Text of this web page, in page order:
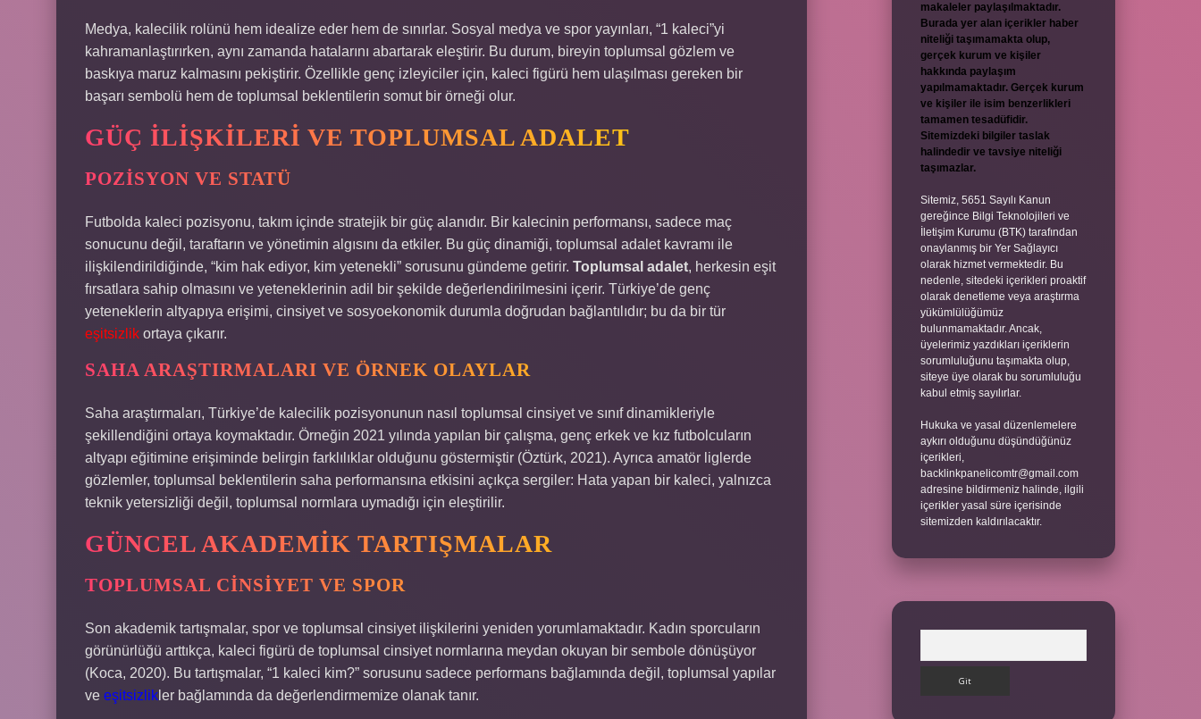
Medya, kalecilik rolünü hem idealize eder hem de sınırlar. Sosyal medya ve spor yayınları, “1 kaleci”yi
kahramanlaştırırken, aynı zamanda hatalarını abartarak eleştirir. Bu durum, bireyin toplumsal gözlem ve
baskıya maruz kalmasını pekiştirir. Özellikle genç izleyiciler için, kaleci figürü hem ulaşılması gereken bir
başarı sembolü hem de toplumsal beklentilerin somut bir örneği olur.
GÜÇ İLIŞKILERI VE TOPLUMSAL ADALET
POZISYON VE STATÜ
Futbolda kaleci pozisyonu, takım içinde stratejik bir güç alanıdır. Bir kalecinin performansı, sadece maç
sonucunu değil, taraftarın ve yönetimin algısını da etkiler. Bu güç dinamiği, toplumsal adalet kavramı ile
ilişkilendirildiğinde, “kim hak ediyor, kim yetenekli” sorusunu gündeme getirir. Toplumsal adalet, herkesin eşit
fırsatlara sahip olmasını ve yeteneklerinin adil bir şekilde değerlendirilmesini içerir. Türkiye’de genç
yeteneklerin altyapıya erişimi, cinsiyet ve sosyoekonomik durumla doğrudan bağlantılıdır; bu da bir tür
eşitsizlik ortaya çıkarır.
SAHA ARAŞTIRMALARI VE ÖRNEK OLAYLAR
Saha araştırmaları, Türkiye’de kalecilik pozisyonunun nasıl toplumsal cinsiyet ve sınıf dinamikleriyle
şekillendiğini ortaya koymaktadır. Örneğin 2021 yılında yapılan bir çalışma, genç erkek ve kız futbolcuların
altyapı eğitimine erişiminde belirgin farklılıklar olduğunu göstermiştir (Öztürk, 2021). Ayrıca amatör liglerde
gözlemler, toplumsal beklentilerin saha performansına etkisini açıkça sergiler: Hata yapan bir kaleci, yalnızca
teknik yetersizliği değil, toplumsal normlara uymadığı için eleştirilir.
GÜNCEL AKADEMIK TARTIŞMALAR
TOPLUMSAL CINSIYET VE SPOR
Son akademik tartışmalar, spor ve toplumsal cinsiyet ilişkilerini yeniden yorumlamaktadır. Kadın sporcuların
görünürlüğü arttıkça, kaleci figürü de toplumsal cinsiyet normlarına meydan okuyan bir sembole dönüşüyor
(Koca, 2020). Bu tartışmalar, “1 kaleci kim?” sorusunu sadece performans bağlamında değil, toplumsal yapılar
ve eşitsizlik ler bağlamında da değerlendirmemize olanak tanır.
makaleler paylaşılmaktadır.
Burada yer alan içerikler haber
niteliği taşımamakta olup,
gerçek kurum ve kişiler
hakkında paylaşım
yapılmamaktadır. Gerçek kurum
ve kişiler ile isim benzerlikleri
tamamen tesadüfidir.
Sitemizdeki bilgiler taslak
halindedir ve tavsiye niteliği
taşımazlar.
Sitemiz, 5651 Sayılı Kanun
gereğince Bilgi Teknolojileri ve
İletişim Kurumu (BTK) tarafından
onaylanmış bir Yer Sağlayıcı
olarak hizmet vermektedir. Bu
nedenle, sitedeki içerikleri proaktif
olarak denetleme veya araştırma
yükümlülüğümüz
bulunmamaktadır. Ancak,
üyelerimiz yazdıkları içeriklerin
sorumluluğunu taşımakta olup,
siteye üye olarak bu sorumluluğu
kabul etmiş sayılırlar.
Hukuka ve yasal düzenlemelere
aykırı olduğunu düşündüğünüz
içerikleri,
backlinkpanelicomtr@gmail.com
adresine bildirmeniz halinde, ilgili
içerikler yasal süre içerisinde
sitemizden kaldırılacaktır.